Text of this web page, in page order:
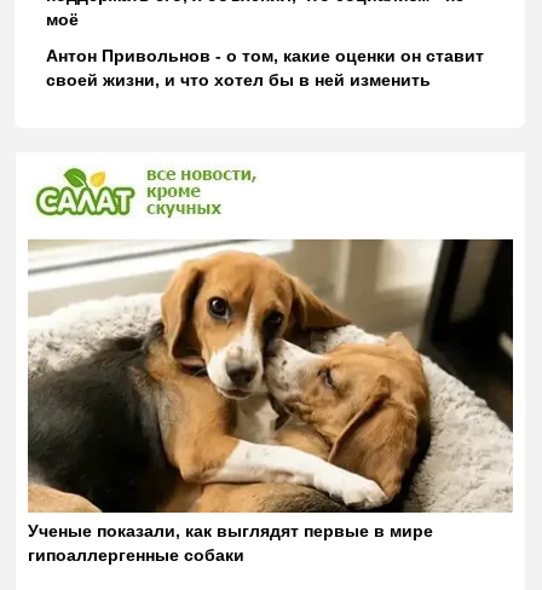
моё
Антон Привольнов - о том, какие оценки он ставит
своей жизни, и что хотел бы в ней изменить